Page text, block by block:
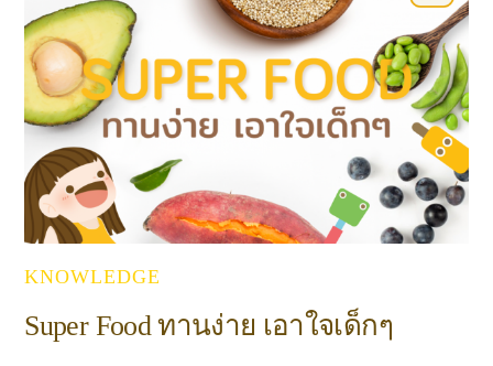
KNOWLEDGE
Super Food ทานง่าย เอาใจเด็กๆ